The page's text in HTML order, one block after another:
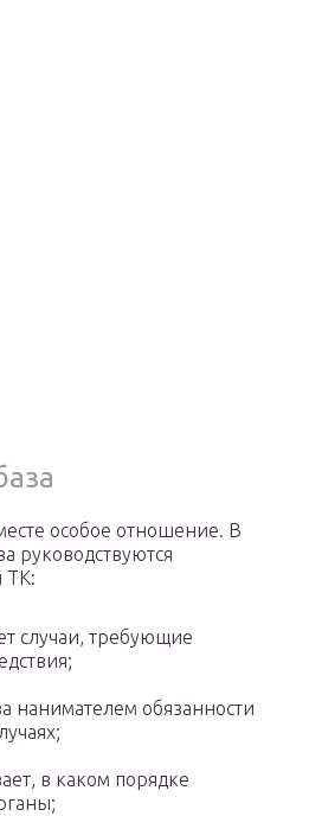
особое отношение. В
руководствуются
ТК:
случаи, требующие
нанимателем обязанности
в каком порядке